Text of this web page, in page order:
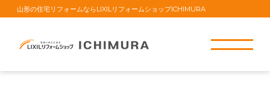
山形の住宅リフォームならLIXILリフォームショップICHIMURA